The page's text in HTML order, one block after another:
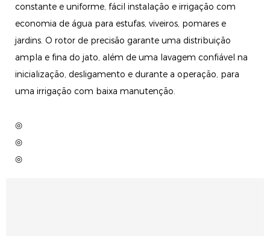
constante e uniforme, fácil instalação e irrigação com
economia de água para estufas, viveiros, pomares e
jardins. O rotor de precisão garante uma distribuição
ampla e fina do jato, além de uma lavagem confiável na
inicialização, desligamento e durante a operação, para
uma irrigação com baixa manutenção.
◎
◎
◎